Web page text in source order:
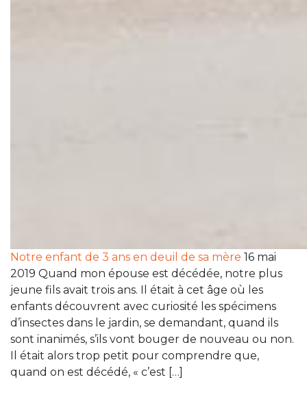
Notre enfant de 3 ans en deuil de sa mère 16 mai
2019 Quand mon épouse est décédée, notre plus
jeune fils avait trois ans. Il était à cet âge où les
enfants découvrent avec curiosité les spécimens
d’insectes dans le jardin, se demandant, quand ils
sont inanimés, s’ils vont bouger de nouveau ou non.
Il était alors trop petit pour comprendre que,
quand on est décédé, « c’est […]